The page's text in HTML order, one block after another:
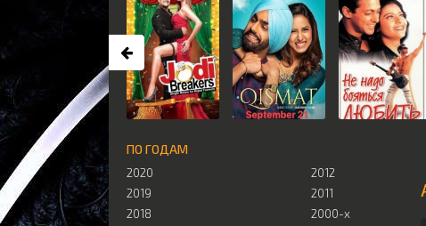
ПО ГОДАМ
2020
2019
2018
2012
2011
2000-х